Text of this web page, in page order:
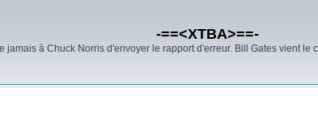
-==<XTBA>==-
jamais à Chuck Norris d'envoyer le rapport d'erreur. Bill Gates vient le